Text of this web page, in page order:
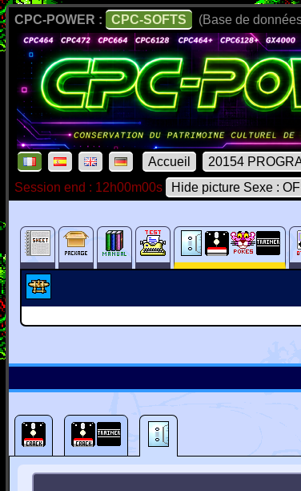
CPC-POWER : CPC-SOFTS (Base de
Accueil 20154
Session end : 12h00m00s
Hide picture Sexe :